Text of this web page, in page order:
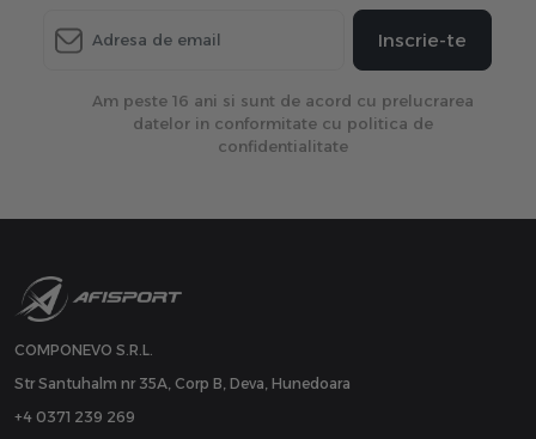
Inscrie-te
Am peste 16 ani si sunt de acord cu prelucrarea
datelor in conformitate cu politica de
confidentialitate
COMPONEVO S.R.L.
Str Santuhalm nr 35A, Corp B, Deva, Hunedoara
+4 0371 239 269